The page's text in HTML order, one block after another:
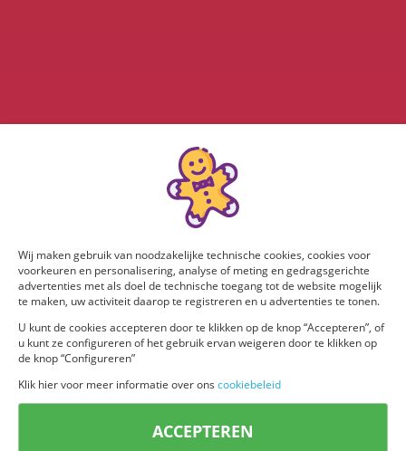
Wij maken gebruik van noodzakelijke technische cookies, cookies voor
voorkeuren en personalisering, analyse of meting en gedragsgerichte
advertenties met als doel de technische toegang tot de website mogelijk
te maken, uw activiteit daarop te registreren en u advertenties te tonen.
U kunt de cookies accepteren door te klikken op de knop “Accepteren”, of
u kunt ze configureren of het gebruik ervan weigeren door te klikken op
de knop “Configureren”
Klik hier voor meer informatie over ons cookiebeleid
ACCEPTEREN